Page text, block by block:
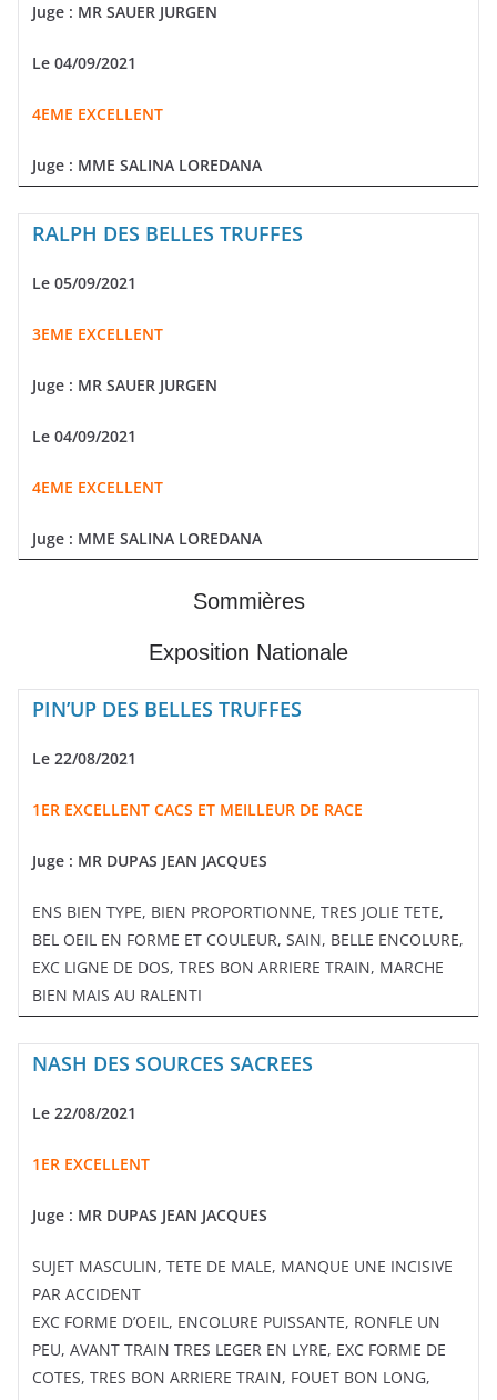
Juge : MR SAUER JURGEN
Le 04/09/2021
4EME EXCELLENT
Juge : MME SALINA LOREDANA
RALPH DES BELLES TRUFFES
Le 05/09/2021
3EME EXCELLENT
Juge : MR SAUER JURGEN
Le 04/09/2021
4EME EXCELLENT
Juge : MME SALINA LOREDANA
Sommières
Exposition Nationale
PIN’UP DES BELLES TRUFFES
Le 22/08/2021
1ER EXCELLENT CACS ET MEILLEUR DE RACE
Juge : MR DUPAS JEAN JACQUES
ENS BIEN TYPE, BIEN PROPORTIONNE, TRES JOLIE TETE,
BEL OEIL EN FORME ET COULEUR, SAIN, BELLE ENCOLURE,
EXC LIGNE DE DOS, TRES BON ARRIERE TRAIN, MARCHE
BIEN MAIS AU RALENTI
NASH DES SOURCES SACREES
Le 22/08/2021
1ER EXCELLENT
Juge : MR DUPAS JEAN JACQUES
SUJET MASCULIN, TETE DE MALE, MANQUE UNE INCISIVE
PAR ACCIDENT
EXC FORME D’OEIL, ENCOLURE PUISSANTE, RONFLE UN
PEU, AVANT TRAIN TRES LEGER EN LYRE, EXC FORME DE
COTES, TRES BON ARRIERE TRAIN, FOUET BON LONG,